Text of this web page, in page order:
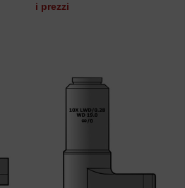
i prezzi